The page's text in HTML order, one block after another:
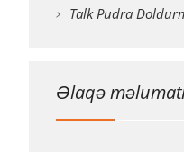
Talk Pudra
Əlaqə